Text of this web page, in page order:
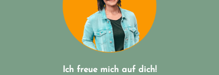
Ich freue mich auf dich!